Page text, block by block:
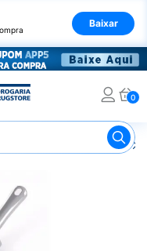
Baixar
0
Areia Higiênica para Gato